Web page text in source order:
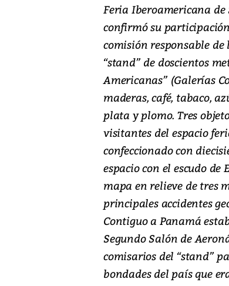
Feria Iberoamericana de
confirmó su
comisión responsable
“stand” de doscientos
Americanas” (Galerías
maderas, café, tabaco,
plata y plomo. Tres
visitantes del espacio
confeccionado con
espacio con el escudo
mapa en relieve de tres
principales accidentes
Contiguo a Panamá
Segundo Salón de
comisarios del “stand”
bondades del país que